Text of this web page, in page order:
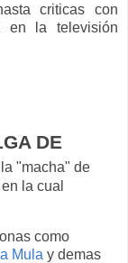
criticas con
en la televisión
DE
"macha" de
la cual
como
Mula y demas